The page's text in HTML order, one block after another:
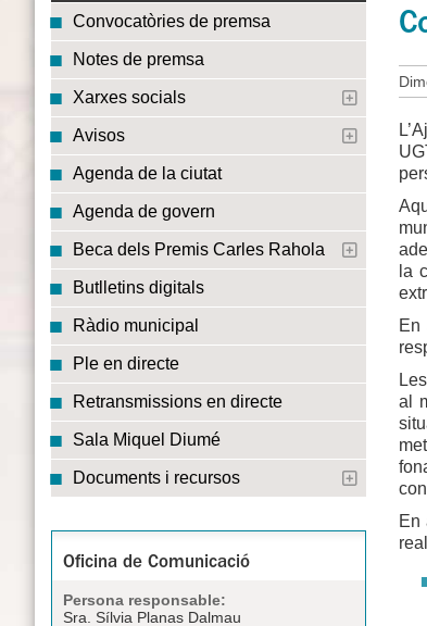
Convocatòries de premsa
Notes de premsa
Xarxes socials
Avisos
Agenda de la ciutat
Agenda de govern
Beca dels Premis Carles Rahola
Butlletins digitals
Ràdio municipal
Ple en directe
Retransmissions en directe
Sala Miquel Diumé
Documents i recursos
Oficina de Comunicació
Persona responsable:
Sra. Sílvia Planas Dalmau
la
En
al
En